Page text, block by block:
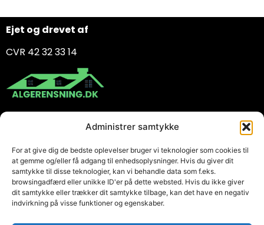
Administrer samtykke
For at give dig de bedste oplevelser bruger vi teknologier som cookies til
at gemme og/eller få adgang til enhedsoplysninger. Hvis du giver dit
samtykke til disse teknologier, kan vi behandle data som f.eks.
browsingadfærd eller unikke ID'er på dette websted. Hvis du ikke giver
dit samtykke eller trækker dit samtykke tilbage, kan det have en negativ
indvirkning på visse funktioner og egenskaber.
Ejet og drevet af
CVR 42 32 33 14
Services
Algebehandling
Fliserens
Information